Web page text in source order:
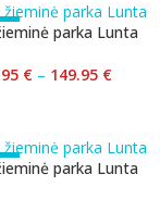
parka Lunta
€ – 149.95 €
parka Lunta